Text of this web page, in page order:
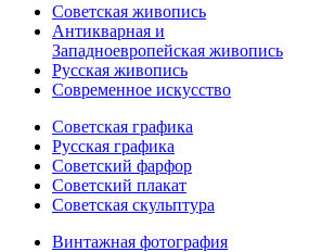
Советская живопись
Антикварная и
Западноевропейская живопись
Русская живопись
Современное искусство
Советская графика
Русская графика
Советский фарфор
Советский плакат
Советская скульптура
Винтажная фотография